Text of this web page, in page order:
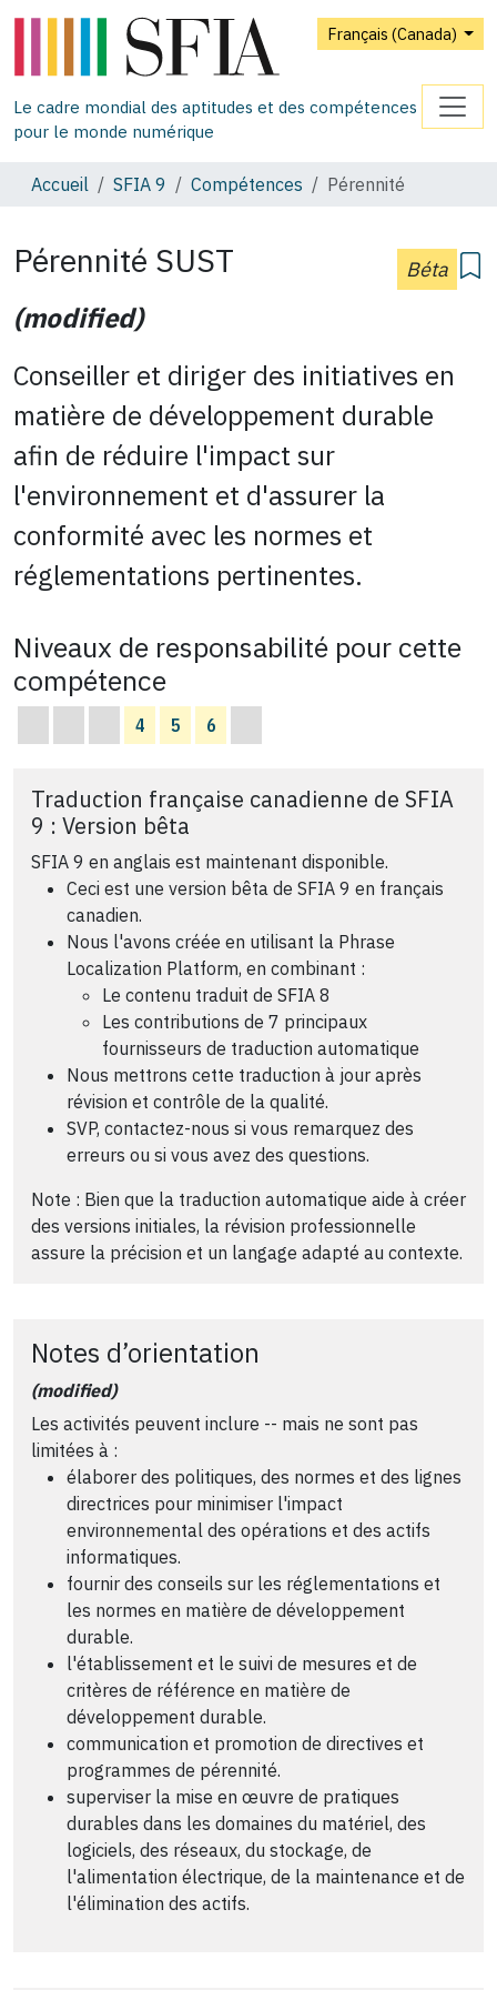
Français (Canada)
Le cadre mondial des aptitudes et des compétences
pour le monde numérique
Accueil SFIA 9 Compétences Pérennité
Pérennité SUST Béta
(modified)
Conseiller et diriger des initiatives en
matière de développement durable
afin de réduire l'impact sur
l'environnement et d'assurer la
conformité avec les normes et
réglementations pertinentes.
Niveaux de responsabilité pour cette
compétence
4 5 6
Traduction française canadienne de SFIA
9 : Version bêta
SFIA 9 en anglais est maintenant disponible.
Ceci est une version bêta de SFIA 9 en français
canadien.
Nous l'avons créée en utilisant la Phrase
Localization Platform, en combinant :
Le contenu traduit de SFIA 8
Les contributions de 7 principaux
fournisseurs de traduction automatique
Nous mettrons cette traduction à jour après
révision et contrôle de la qualité.
SVP, contactez-nous si vous remarquez des
erreurs ou si vous avez des questions.
Note : Bien que la traduction automatique aide à créer
des versions initiales, la révision professionnelle
assure la précision et un langage adapté au contexte.
Notes d’orientation
(modified)
Les activités peuvent inclure -- mais ne sont pas
limitées à :
élaborer des politiques, des normes et des lignes
directrices pour minimiser l'impact
environnemental des opérations et des actifs
informatiques.
fournir des conseils sur les réglementations et
les normes en matière de développement
durable.
l'établissement et le suivi de mesures et de
critères de référence en matière de
développement durable.
communication et promotion de directives et
programmes de pérennité.
superviser la mise en œuvre de pratiques
durables dans les domaines du matériel, des
logiciels, des réseaux, du stockage, de
l'alimentation électrique, de la maintenance et de
l'élimination des actifs.